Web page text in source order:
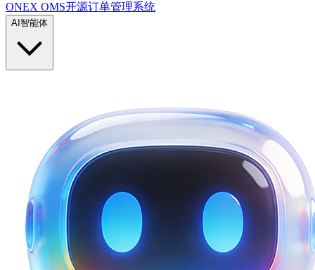
ONEX OMS开源订单管理系统
AI智能体